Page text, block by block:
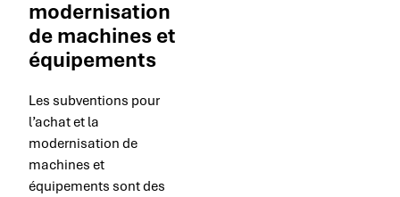
modernisation
de machines et
équipements
Les subventions pour
l’achat et la
modernisation de
machines et
équipements sont des